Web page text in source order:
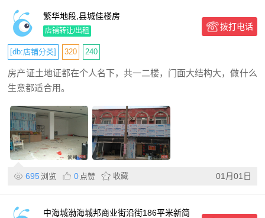
繁华地段,县城佳楼房
店铺转让/出租 拨打电话
[db:店铺分类] 320 240
房产证土地证都在个人名下，共一二楼，门面大结构大，做什么
生意都适合用。
695 浏览 0 点赞 收藏 01月01日
中海城渤海城邦商业街沿街186平米新简